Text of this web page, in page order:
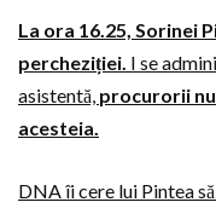
La ora 16.25, Sorinei
percheziției. I se
asistentă, procurorii
acesteia.
DNA îi cere lui Pintea